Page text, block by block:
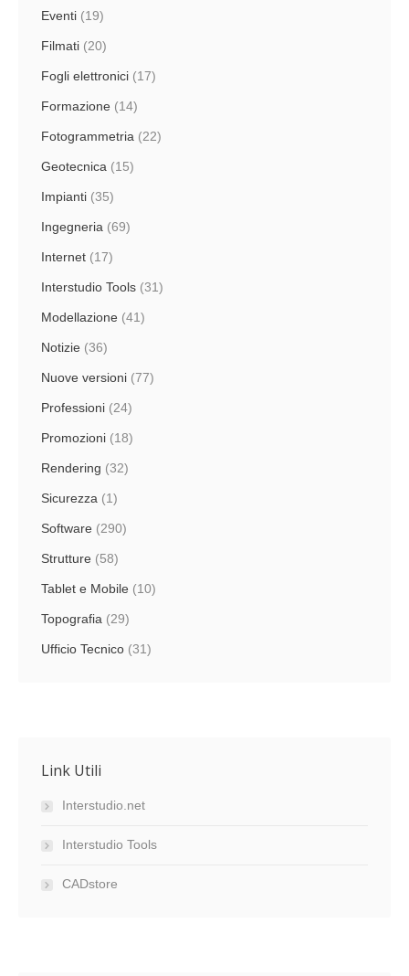
Eventi (19)
Filmati (20)
Fogli elettronici (17)
Formazione (14)
Fotogrammetria (22)
Geotecnica (15)
Impianti (35)
Ingegneria (69)
Internet (17)
Interstudio Tools (31)
Modellazione (41)
Notizie (36)
Nuove versioni (77)
Professioni (24)
Promozioni (18)
Rendering (32)
Sicurezza (1)
Software (290)
Strutture (58)
Tablet e Mobile (10)
Topografia (29)
Ufficio Tecnico (31)
Link Utili
Interstudio.net
Interstudio Tools
CADstore